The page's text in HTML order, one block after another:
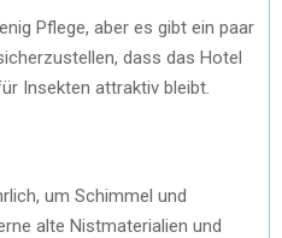
Pflege, aber es gibt ein paar
dass das Hotel
Insekten attraktiv bleibt.
um Schimmel und
alte Nistmaterialien und